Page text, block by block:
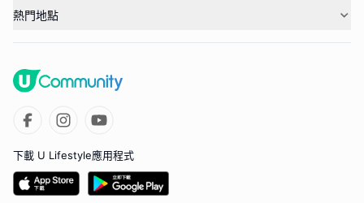
熱門地點
下載 U Lifestyle應用程式